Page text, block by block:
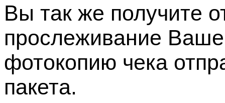
Вы так же получите
прослеживание
фотокопию чека
пакета.